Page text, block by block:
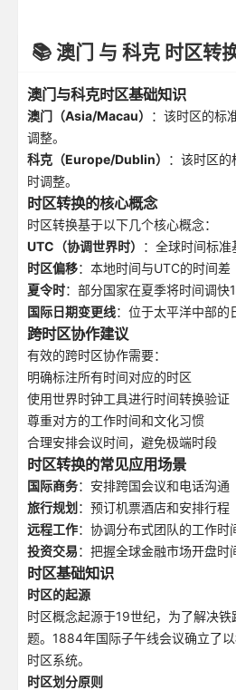
📚 澳门 与 科克 时区转
澳门与科克时区基础知识
澳门（Asia/Macau）
：该时区的标
调整。
科克（Europe/Dublin）
：该时区
时调整。
时区转换的核心概念
时区转换基于以下几个核心概念：
UTC（协调世界时）
：全球时间标准
时区偏移：本地时间与UTC的时间差
夏令时：部分国家在夏季将时间调快
国际日期变更线：位于太平洋中部的
跨时区协作建议
有效的跨时区协作需要：
明确标注所有时间对应的时区
使用世界时钟工具进行时间转换验证
尊重对方的工作时间和文化习惯
合理安排会议时间，避免极端时段
时区转换的常见应用场景
国际商务：安排跨国会议和电话沟通
旅行规划 ：预订机票酒店和安排行程
远程工作：协调分布式团队的工作时
投资交易：把握全球金融市场开盘时
时区基础知识
时区的起源
时区概念起源于19世纪，为了解决
题。1884年国际子午线会议确立了
时区系统。
时区划分原则